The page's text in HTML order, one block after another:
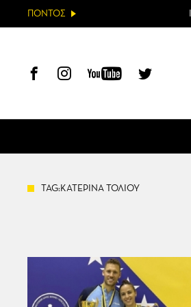
ΠΟΝΤΟΣ
TAG:ΚΑΤΕΡΙΝΑ ΤΟΛΙΟΥ